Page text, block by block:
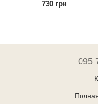
730 грн
095